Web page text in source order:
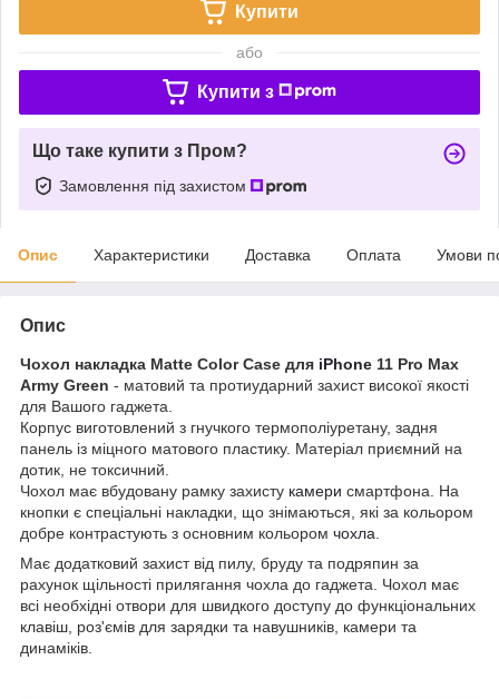
Купити
або
Купити з
Що таке купити з Пром?
Замовлення під захистом
Опис Характеристики Доставка Оплата Умови
Опис
Чохол накладка Matte Color Case для iPhone 11 Pro Max
Army Green - матовий та протиударний захист високої якості
для Вашого гаджета.
Корпус виготовлений з гнучкого термополіуретану, задня
панель із міцного матового пластику. Матеріал приємний на
дотик, не токсичний.
Чохол має вбудовану рамку захисту камери смартфона. На
кнопки є спеціальні накладки, що знімаються, які за кольором
добре контрастують з основним кольором чохла
Має додатковий захист від пилу, бруду та подряпин за
рахунок щільності прилягання чохла до гаджета. Чохол має
всі необхідні отвори для швидкого доступу до функціональних
клавіш, роз'ємів для зарядки та навушників, камери та
динаміків.